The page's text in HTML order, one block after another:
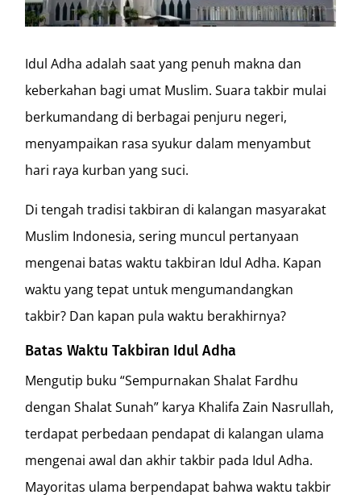
Idul Adha adalah saat yang penuh makna dan
keberkahan bagi umat Muslim. Suara takbir mulai
berkumandang di berbagai penjuru negeri,
menyampaikan rasa syukur dalam menyambut
hari raya kurban yang suci.
Di tengah tradisi takbiran di kalangan masyarakat
Muslim Indonesia, sering muncul pertanyaan
mengenai batas waktu takbiran Idul Adha. Kapan
waktu yang tepat untuk mengumandangkan
takbir? Dan kapan pula waktu berakhirnya?
Batas Waktu Takbiran Idul Adha
Mengutip buku “Sempurnakan Shalat Fardhu
dengan Shalat Sunah” karya Khalifa Zain Nasrullah,
terdapat perbedaan pendapat di kalangan ulama
mengenai awal dan akhir takbir pada Idul Adha.
Mayoritas ulama berpendapat bahwa waktu takbir